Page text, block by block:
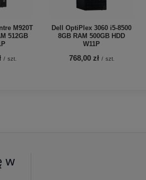
M920T
512GB
/ szt.
Dell OptiPlex 3060 i5-8500
8GB RAM 500GB HDD
W11P
768,00 zł / szt.
w